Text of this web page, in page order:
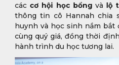
các cơ hội học bổngvà lộ
thông tin cô Hannah chia
huynh và học sinh nắm
cùng quý giá, đồng thời
hành trình du học tương lai.